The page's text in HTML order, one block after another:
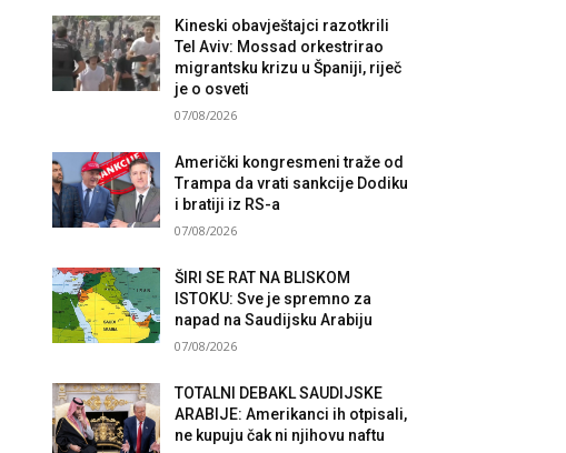
Kineski obavještajci razotkrili
Tel Aviv: Mossad orkestrirao
migrantsku krizu u Španiji, riječ
je o osveti
07/08/2026
Američki kongresmeni traže od
Trampa da vrati sankcije Dodiku
i bratiji iz RS-a
07/08/2026
ŠIRI SE RAT NA BLISKOM
ISTOKU: Sve je spremno za
napad na Saudijsku Arabiju
07/08/2026
TOTALNI DEBAKL SAUDIJSKE
ARABIJE: Amerikanci ih otpisali,
ne kupuju čak ni njihovu naftu